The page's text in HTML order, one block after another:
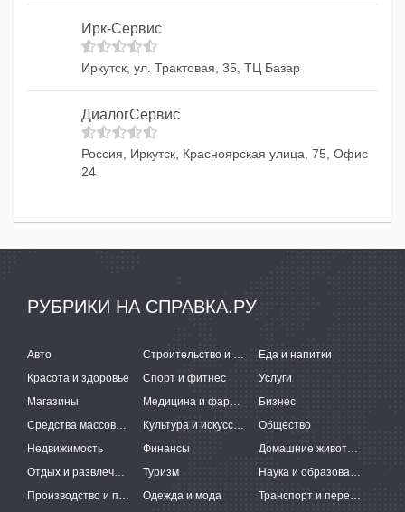
Ирк-Сервис
Иркутск, ул. Трактовая, 35, ТЦ Базар
ДиалогСервис
Россия, Иркутск, Красноярская улица, 75, Офис
24
РУБРИКИ НА СПРАВКА.РУ
Авто Строительство и ремонт
Еда и напитки
Красота и здоровье
Спорт и фитнес
Услуги
Магазины
Медицина и фармацевтика
Бизнес
Средства массовой информации
Культура и искусство
Общество
Недвижимость
Финансы
Домашние животные
Отдых и развлечения
Туризм
Наука и образование
Производство и поставки
Одежда и мода Транспорт и перевозки